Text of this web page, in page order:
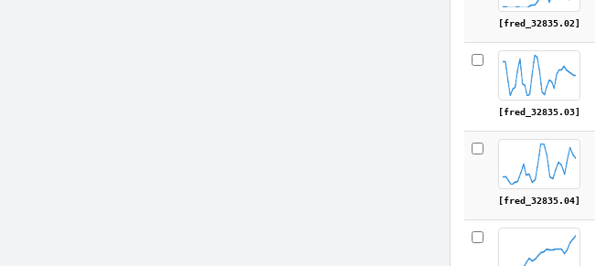
[fred_32835.02]
[fred_32835.03]
[fred_32835.04]